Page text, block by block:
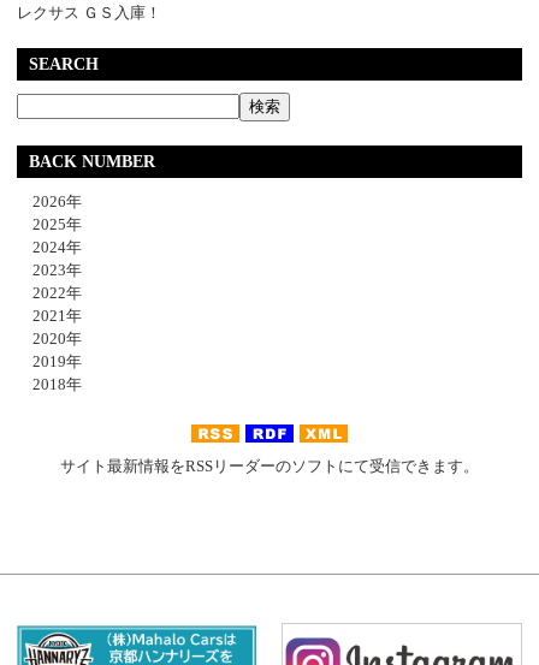
レクサス ＧＳ入庫！
SEARCH
BACK NUMBER
2026年
2025年
2024年
2023年
2022年
2021年
2020年
2019年
2018年
サイト最新情報をRSSリーダーのソフトにて受信できます。